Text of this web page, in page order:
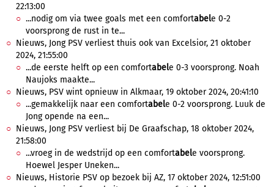
22:13:00
...nodig om via twee goals met een comfortabele 0-2
voorsprong de rust in te...
Nieuws, Jong PSV verliest thuis ook van Excelsior, 21 oktober
2024, 21:55:00
...de eerste helft op een comfortabele 0-3 voorsprong. Noah
Naujoks maakte...
Nieuws, PSV wint opnieuw in Alkmaar, 19 oktober 2024, 20:41:10
...gemakkelijk naar een comfortabele 0-2 voorsprong. Luuk de
Jong opende na een...
Nieuws, Jong PSV verliest bij De Graafschap, 18 oktober 2024,
21:58:00
...vroeg in de wedstrijd op een comfortabele voorsprong.
Hoewel Jesper Uneken...
Nieuws, Historie PSV op bezoek bij AZ, 17 oktober 2024, 12:51:00